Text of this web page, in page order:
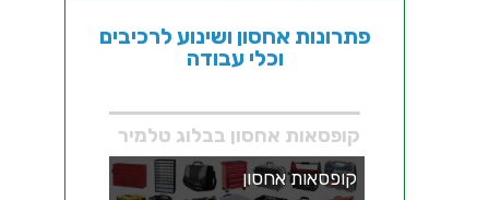
פתרונות אחסון ושינוע לרכיבים
וכלי עבודה
קופסאות אחסון בבלוג טלמיר
קופסאות אחסון